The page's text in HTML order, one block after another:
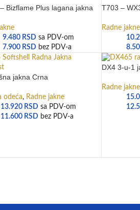
Bizflame Plus lagana jakna
9.480 RSD sa PDV-om
7.900 RSD bez PDV-a
T703 –
Radne jakne
jakna Crna
odeća, Radne jakne
13.920 RSD sa PDV-om
11.600 RSD bez PDV-a
DX4 3-u-1
Radne jakne